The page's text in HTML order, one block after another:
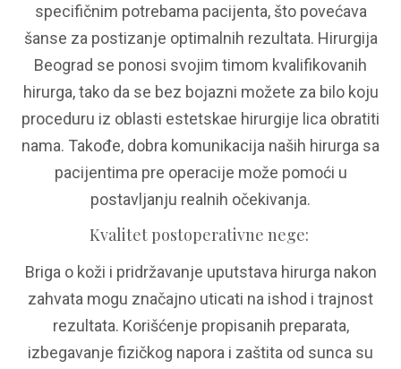
specifičnim potrebama pacijenta, što povećava
šanse za postizanje optimalnih rezultata. Hirurgija
Beograd se ponosi svojim timom kvalifikovanih
hirurga, tako da se bez bojazni možete za bilo koju
proceduru iz oblasti estetskae hirurgije lica obratiti
nama. Takođe, dobra komunikacija naših hirurga sa
pacijentima pre operacije može pomoći u
postavljanju realnih očekivanja.
Kvalitet postoperativne nege:
Briga o koži i pridržavanje uputstava hirurga nakon
zahvata mogu značajno uticati na ishod i trajnost
rezultata. Korišćenje propisanih preparata,
izbegavanje fizičkog napora i zaštita od sunca su